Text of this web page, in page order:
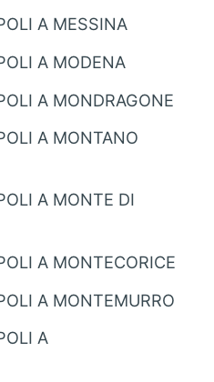
A MESSINA
A MODENA
A MONDRAGONE
A MONTANO
A MONTE DI
A MONTECORICE
A MONTEMURRO
A